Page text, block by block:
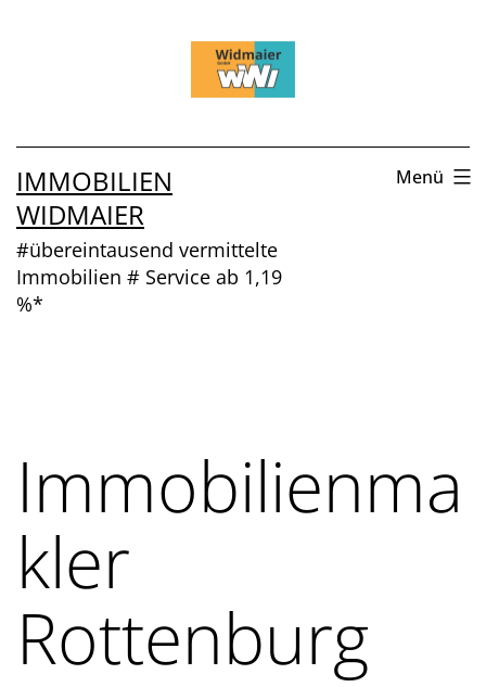
IMMOBILIEN
WIDMAIER
#übereintausend vermittelte
Immobilien # Service ab 1,19
%*
Menü
Immobilienma
kler
Rottenburg